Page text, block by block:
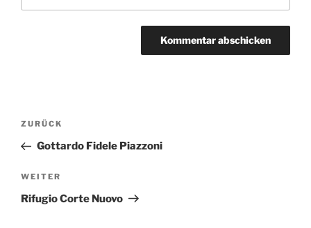
Beitragsnavigation
Vorheriger
Beitrag
ZURÜCK
Gottardo Fidele Piazzoni
Nächster
Beitrag
WEITER
Rifugio Corte Nuovo